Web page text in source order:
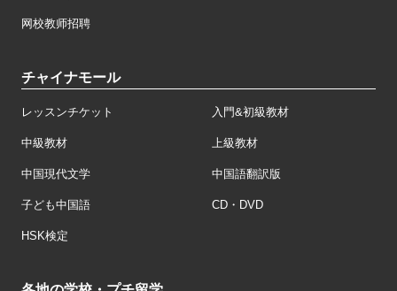
网校教师招聘
チャイナモール
レッスンチケット 入門&初級教材
中級教材 上級教材
中国現代文学 中国語翻訳版
子ども中国語 CD・DVD
HSK検定